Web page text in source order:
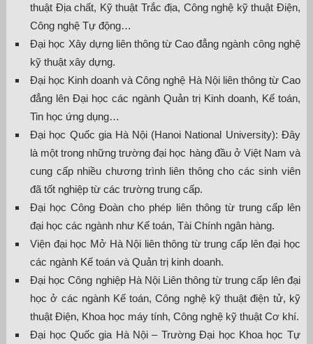
thuật Địa chất, Kỹ thuật Trắc địa, Công nghệ kỹ thuật Điện,
Công nghệ Tự động…
Đại học Xây dựng liên thông từ Cao đẳng ngành công nghệ
kỹ thuật xây dựng.
Đại học Kinh doanh và Công nghệ Hà Nội liên thông từ Cao
đẳng lên Đại học các ngành Quản trị Kinh doanh, Kế toán,
Tin học ứng dụng…
Đại học Quốc gia Hà Nội (Hanoi National University): Đây
là một trong những trường đại học hàng đầu ở Việt Nam và
cung cấp nhiều chương trình liên thông cho các sinh viên
đã tốt nghiệp từ các trường trung cấp.
Đại học Công Đoàn cho phép liên thông từ trung cấp lên
đại học các ngành như Kế toán, Tài Chính ngân hàng.
Viện đại học Mở Hà Nội liên thông từ trung cấp lên đại học
các ngành Kế toán và Quản trị kinh doanh.
Đại học Công nghiệp Hà Nội Liên thông từ trung cấp lên đại
học ở các ngành Kế toán, Công nghệ kỹ thuật điện tử, kỹ
thuật Điện, Khoa học máy tính, Công nghệ kỹ thuật Cơ khí.
Đại học Quốc gia Hà Nội – Trường Đại học Khoa học Tự